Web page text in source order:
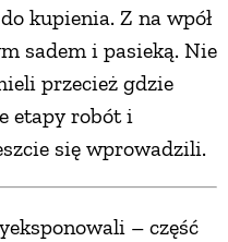
kupienia. Z na wpół
sadem i pasieką. Nie
przecież gdzie
etapy robót i
się wprowadzili.
– część